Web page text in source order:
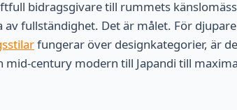
bidragsgivare till rummets
fullständighet. Det är målet. För
fungerar över designkategorier, är
century modern till Japandi till